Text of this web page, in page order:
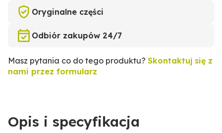
Oryginalne części
Odbiór zakupów 24/7
Masz pytania co do tego produktu? Skontaktuj się z
nami przez formularz
Opis i specyfikacja